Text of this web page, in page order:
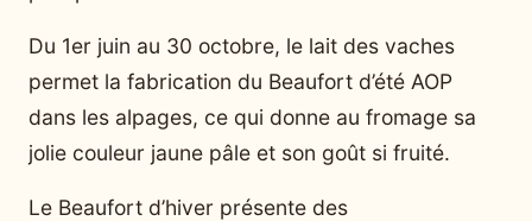
Du 1er juin au 30 octobre, le lait des vaches
permet la fabrication du Beaufort d’été AOP
dans les alpages, ce qui donne au fromage sa
jolie couleur jaune pâle et son goût si fruité.
Le Beaufort d’hiver présente des